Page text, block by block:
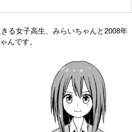
る女子高生、みらいちゃんと2008年
んです。